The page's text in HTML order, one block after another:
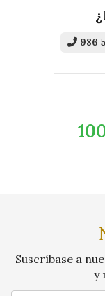
986
Suscríbase a
y